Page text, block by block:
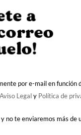
por e-mail en
Aviso Legaly Política de
no te enviaremos más de